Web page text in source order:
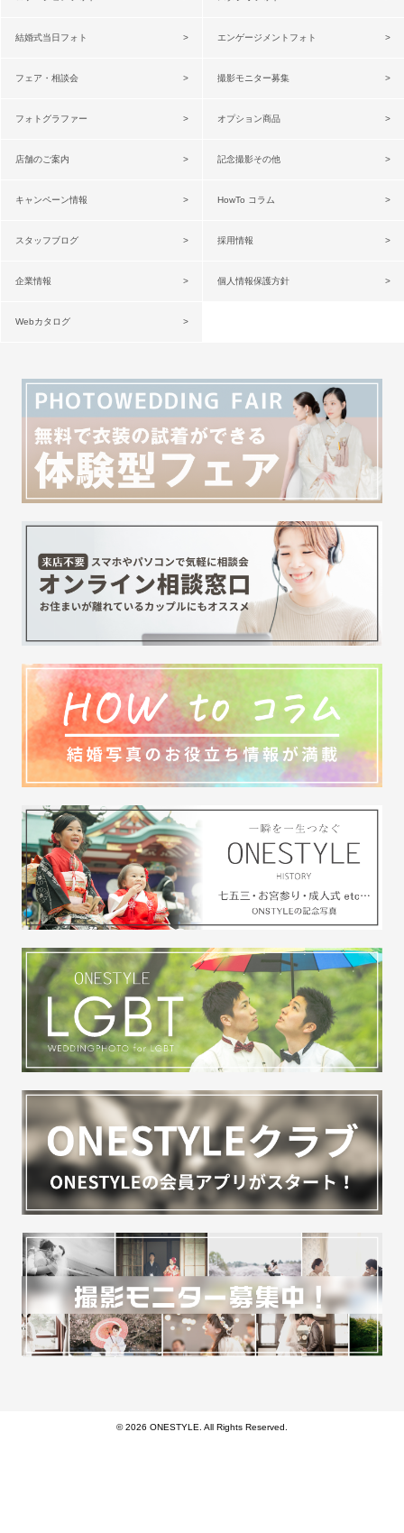
結婚式当日フォト エンゲージメントフォト
フェア・相談会 撮影モニター募集
フォトグラファー オプション商品
店舗のご案内 記念撮影その他
キャンペーン情報 HowTo コラム
スタッフブログ 採用情報
企業情報 個人情報保護方針
Webカタログ
© 2026 ONESTYLE. All Rights Reserved.